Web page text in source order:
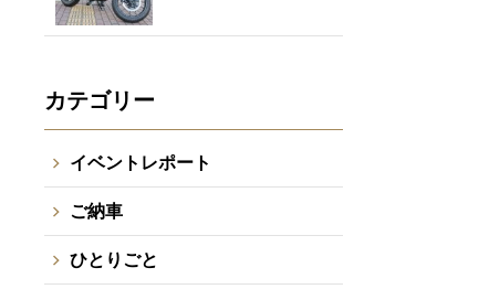
カテゴリー
イベントレポート
ご納車
ひとりごと